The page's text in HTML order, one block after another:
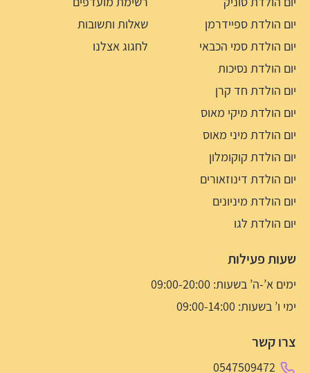
יום הולדת ספיידרמן
יום הולדת סמי הכבאי
יום הולדת נסיכות
יום הולדת חד קרן
יום הולדת מיקי מאוס
יום הולדת מיני מאוס
יום הולדת קוקומלון
יום הולדת דינוזאורים
יום הולדת מיניונים
יום הולדת לגו
שאלות ותשובות
לחגוג אצלנו
שעות פעילות
ימים א’-ה’ בשעות: 09:00-20:00
ימי ו’ בשעות: 09:00-14:00
צרו קשר
0547509472